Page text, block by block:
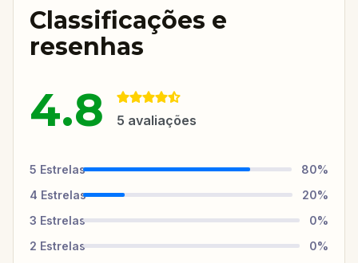
Classificações e
resenhas
4.8 5 avaliações
5 Estrelas 80%
4 Estrelas 20%
3 Estrelas 0%
2 Estrelas 0%